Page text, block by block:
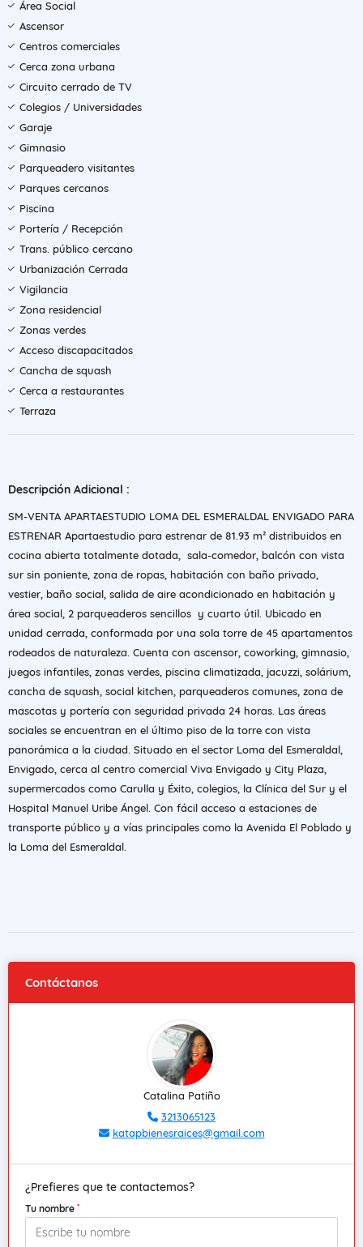
Área Social
Ascensor
Centros comerciales
Cerca zona urbana
Circuito cerrado de TV
Colegios / Universidades
Garaje
Gimnasio
Parqueadero visitantes
Parques cercanos
Piscina
Portería / Recepción
Trans. público cercano
Urbanización Cerrada
Vigilancia
Zona residencial
Zonas verdes
Acceso discapacitados
Cancha de squash
Cerca a restaurantes
Terraza
Descripción Adicional :
SM-VENTA APARTAESTUDIO LOMA DEL ESMERALDAL ENVIGADO PARA
ESTRENAR Apartaestudio para estrenar de 81.93 m² distribuidos en
cocina abierta totalmente dotada, sala-comedor, balcón con vista
sur sin poniente, zona de ropas, habitación con baño privado,
vestier, baño social, salida de aire acondicionado en habitación y
área social, 2 parqueaderos sencillos y cuarto útil. Ubicado en
unidad cerrada, conformada por una sola torre de 45 apartamentos
rodeados de naturaleza. Cuenta con ascensor, coworking, gimnasio,
juegos infantiles, zonas verdes, piscina climatizada, jacuzzi, solárium,
cancha de squash, social kitchen, parqueaderos comunes, zona de
mascotas y portería con seguridad privada 24 horas. Las áreas
sociales se encuentran en el último piso de la torre con vista
panorámica a la ciudad. Situado en el sector Loma del Esmeraldal,
Envigado, cerca al centro comercial Viva Envigado y City Plaza,
supermercados como Carulla y Éxito, colegios, la Clínica del Sur y el
Hospital Manuel Uribe Ángel. Con fácil acceso a estaciones de
transporte público y a vías principales como la Avenida El Poblado y
la Loma del Esmeraldal.
Contáctanos
Catalina Patiño
3213065123
katapbienesraices@gmail.com
¿Prefieres que te contactemos?
Tu nombre *